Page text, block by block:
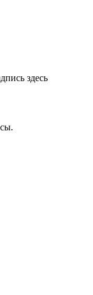
здесь